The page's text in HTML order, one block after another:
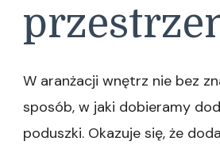
W aranżacji wnętrz nie bez
sposób, w jaki dobieramy
poduszki. Okazuje się, że